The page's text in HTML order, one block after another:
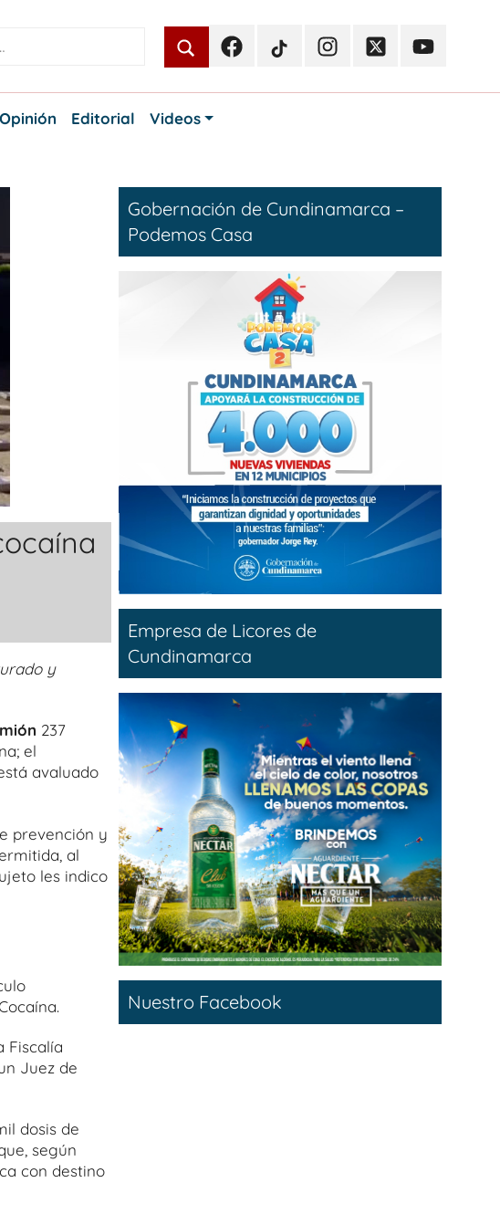
FacebookTikTokInstagramTwitterYoutube
Opinión Editorial Videos
y
237
el
avaluado
prevención y
al
les indico
Fiscalía
Juez de
dosis de
según
con destino
Gobernación de Cundinamarca –
Podemos Casa
Empresa de Licores de
Cundinamarca
Nuestro Facebook